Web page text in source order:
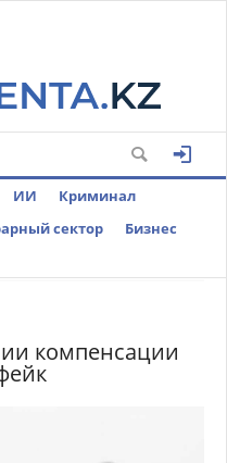
ИИ
Криминал
сектор
Бизнес
компенсации